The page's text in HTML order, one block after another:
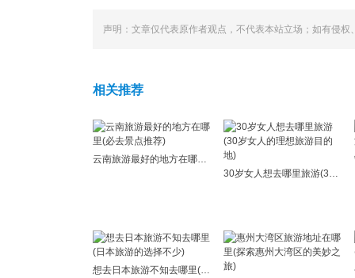
声明：文章仅代表原作者观点，不代表本站立场；如有侵
相关推荐
云南旅游最好的地方在哪里(必去景点推荐)
30岁女人想去哪里旅游(30岁女人的理想旅游目的地)
想去日本旅游不知去哪里(日本旅游的选择不少)